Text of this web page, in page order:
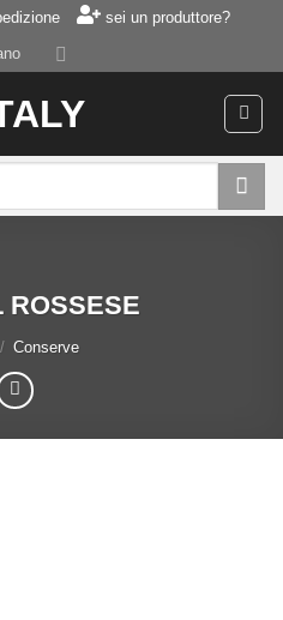
sei un produttore?
ROSSESE
/ Conserve